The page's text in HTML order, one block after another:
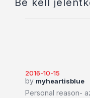
Be kell
2016-10-15
by myheartisblue
Personal reason-